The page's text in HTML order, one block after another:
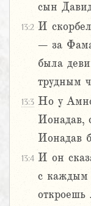
сын
13:2 И
– за
была
трудным
13:3 Но у
Ионадав,
Ионадав
13:4 И он
с каждым